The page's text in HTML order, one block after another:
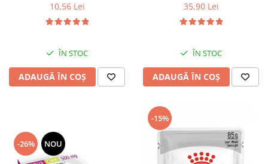
10,56 Lei
ÎN STOC
ADAUGĂ ÎN COȘ
35,90 Lei
ÎN STOC
ADAUGĂ ÎN COȘ
-26% NOU
-15%